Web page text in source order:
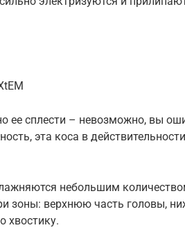
ее сплести – невозможно, вы
эта коса в
небольшим
зоны: верхнюю часть головы,
хвостику.